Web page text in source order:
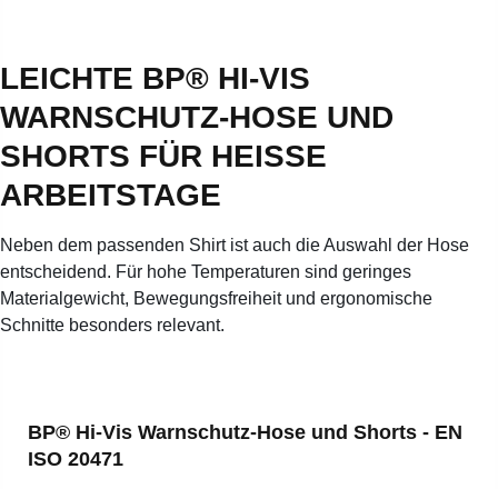
LEICHTE BP® HI-VIS
WARNSCHUTZ-HOSE UND
SHORTS FÜR HEISSE A
RBEITSTAGE
Neben dem passenden Shirt ist auch die Auswahl der Hose
entscheidend. Für hohe Temperaturen sind geringes
Materialgewicht, Bewegungsfreiheit und ergonomische
Schnitte besonders relevant.
Produktgalerie überspringen
BP® Hi-Vis Warnschutz-Hose und Shorts - EN
ISO 20471